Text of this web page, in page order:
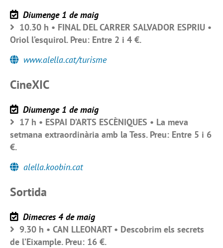
Diumenge 1 de maig
10.30 h • FINAL DEL CARRER SALVADOR ESPRIU •
Oriol l’esquirol. Preu: Entre 2 i 4 €.
www.alella.cat/turisme
CineXIC
Diumenge 1 de maig
17 h • ESPAI D’ARTS ESCÈNIQUES • La meva
setmana extraordinària amb la Tess. Preu: Entre 5 i 6
€.
alella.koobin.cat
Sortida
Dimecres 4 de maig
9.30 h • CAN LLEONART • Descobrim els secrets
de l’Eixample. Preu: 16 €.